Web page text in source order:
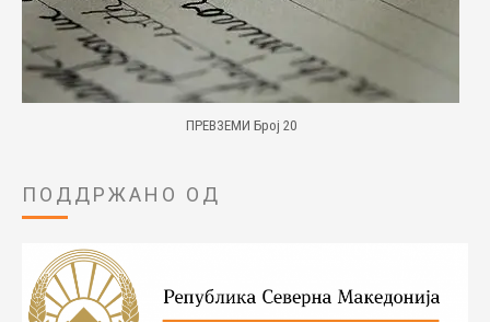
ПРЕВЗЕМИ Број 20
ПОДДРЖАНО ОД